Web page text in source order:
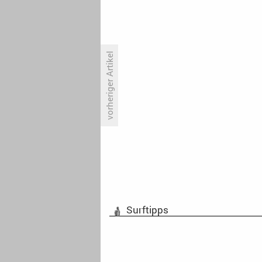
vorheriger Artikel
Surftipps